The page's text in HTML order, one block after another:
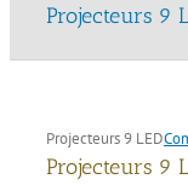
Projecteurs 9
Projecteurs 9 LED
Projecteurs 9